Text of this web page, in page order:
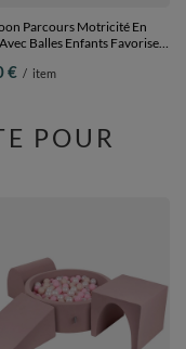
Parcours Motricité En
Balles Enfants Favorise
transparent/babyblue,
€ / item
POUR